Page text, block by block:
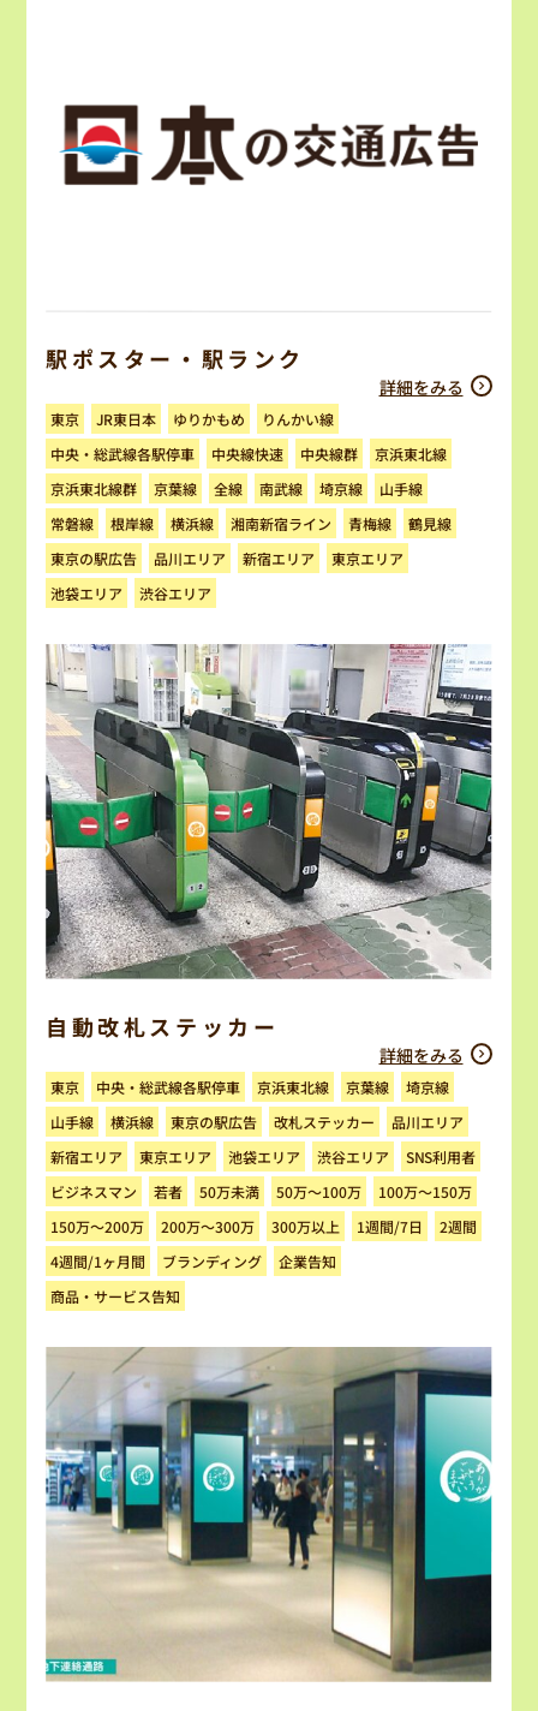
駅ポスター・駅ランク
詳細をみる
東京 JR東日本 ゆりかもめ りんかい線
中央・総武線各駅停車 中央線快速 中央線群 京浜東北線
京浜東北線群 京葉線 全線 南武線 埼京線
山手線
常磐線
根岸線 横浜線 湘南新宿ライン 青梅線 鶴見線
東京の駅広告 品川エリア 新宿エリア
東京エリア
池袋エリア
渋谷エリア
自動改札ステッカー
詳細をみる
東京 中央・総武線各駅停車 京浜東北線 京葉線
埼京線
山手線
横浜線 東京の駅広告 改札ステッカー
品川エリア
新宿エリア
東京エリア 池袋エリア 渋谷エリア SNS利用者
ビジネスマン 若者 50万未満 50万～100万
100万～150万
150万～200万
200万～300万 300万以上 1週間/7日 2週間
4週間/1ヶ月間 ブランディング 企業告知
商品・サービス告知